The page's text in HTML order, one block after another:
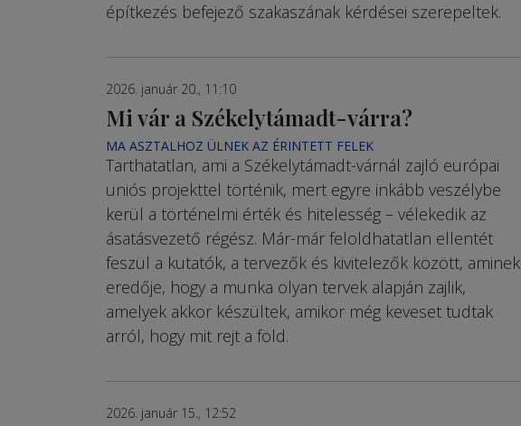
építkezés befejező szakaszának kérdései szerepeltek.
2026. január 20., 11:10
Mi vár a Székelytámadt-várra?
MA ASZTALHOZ ÜLNEK AZ ÉRINTETT FELEK
Tarthatatlan, ami a Székelytámadt-várnál zajló európai
uniós projekttel történik, mert egyre inkább veszélybe
kerül a történelmi érték és hitelesség – vélekedik az
ásatásvezető régész. Már-már feloldhatatlan ellentét
feszül a kutatók, a tervezők és kivitelezők között, aminek
eredője, hogy a munka olyan tervek alapján zajlik,
amelyek akkor készültek, amikor még keveset tudtak
arról, hogy mit rejt a föld.
2026. január 15., 12:52